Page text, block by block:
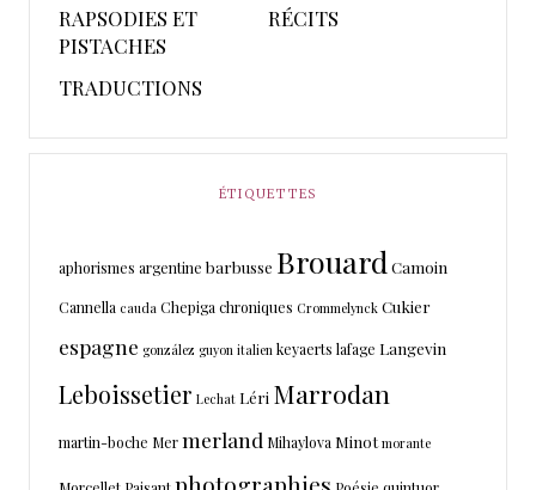
RAPSODIES ET
PISTACHES
RÉCITS
TRADUCTIONS
ÉTIQUETTES
aphorismes argentine barbusse Brouard Camoin
Cannella cauda Chepigachroniques Crommelynck Cukier
espagne gonzález guyon italien keyaerts lafage Langevin
Leboissetier Lechat Léri Marrodan
martin-boche Mermerland Mihaylova Minot morante